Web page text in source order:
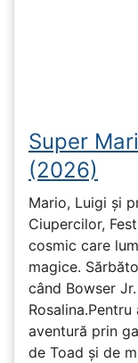
Super
(2026)
Mario, Luigi și
Ciupercilor,
cosmic care
magice.
când Bowser
aventură prin
de Toad și de